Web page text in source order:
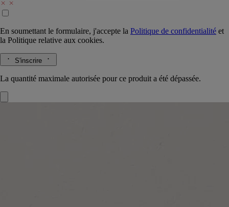
En soumettant le formulaire, j'accepte la Politique de confidentialité et
la Politique relative aux cookies.
S'inscrire
La quantité maximale autorisée pour ce produit a été dépassée.